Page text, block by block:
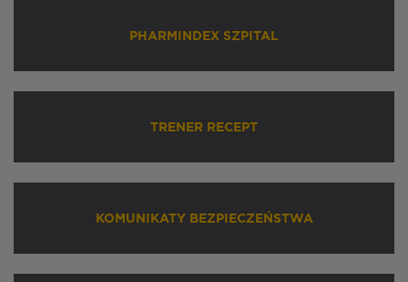
PHARMINDEX SZPITAL
TRENER RECEPT
KOMUNIKATY BEZPIECZEŃSTWA